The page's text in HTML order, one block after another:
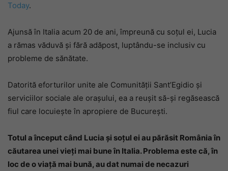
Today.
Ajunsă în Italia acum 20 de ani, împreună cu soțul ei, Lucia
a rămas văduvă și fără adăpost, luptându-se inclusiv cu
probleme de sănătate.
Datorită eforturilor unite ale Comunității Sant’Egidio și
serviciilor sociale ale orașului, ea a reușit să-și regăsească
fiul care locuiește în apropiere de București.
Totul a început când Lucia și soțul ei au părăsit România în
căutarea unei vieți mai bune în Italia. Problema este că, în
loc de o viață mai bună, au dat numai de necazuri